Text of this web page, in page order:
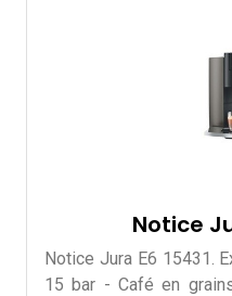
Notice
Notice Jura E6 15431.
15 bar - Café en